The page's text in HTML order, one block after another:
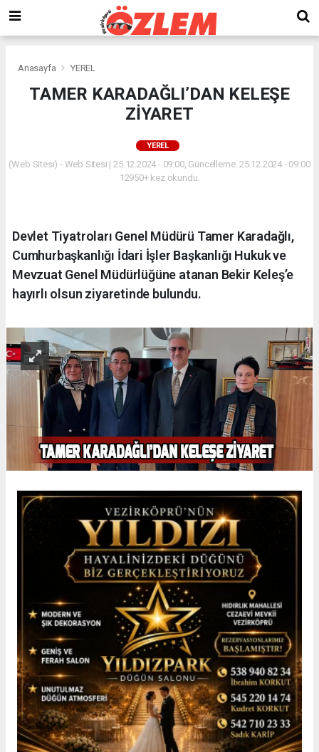
Anasayfa YEREL
TAMER KARADAĞLI’DAN KELEŞE
ZİYARET
YEREL
(Web Sitesi) - Web Sitesi | 25.12.2024 - 09:00, Güncelleme: 25.12.2024 - 09:00
12950+ kez okundu.
Devlet Tiyatroları Genel Müdürü Tamer Karadağlı,
Cumhurbaşkanlığı İdari İşler Başkanlığı Hukuk ve
Mevzuat Genel Müdürlüğüne atanan Bekir Keleş’e
hayırlı olsun ziyaretinde bulundu.